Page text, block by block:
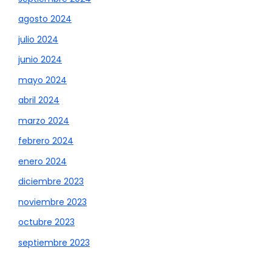
agosto 2024
julio 2024
junio 2024
mayo 2024
abril 2024
marzo 2024
febrero 2024
enero 2024
diciembre 2023
noviembre 2023
octubre 2023
septiembre 2023